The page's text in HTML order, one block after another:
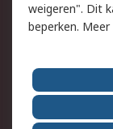
Algemene
Over RS
RS Group
weigeren". Dit
beperken.